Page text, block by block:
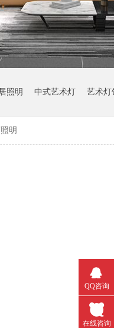
照明 中式艺术灯 艺术灯
明
QQ咨询
在线咨询